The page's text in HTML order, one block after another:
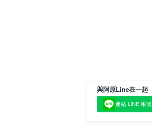
與阿原Line在一起
連結 LINE 帳號